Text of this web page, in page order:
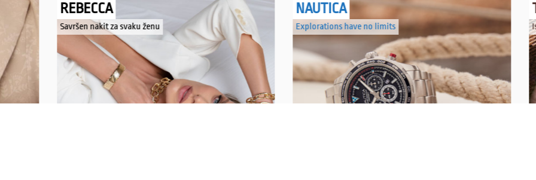
REBECCA
Savršen nakit za svaku ženu
NAUTICA
Explorations have no limits